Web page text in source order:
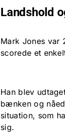
Landshold
Mark Jones var
scorede et
Han blev
bænken og
situation, som
sig.